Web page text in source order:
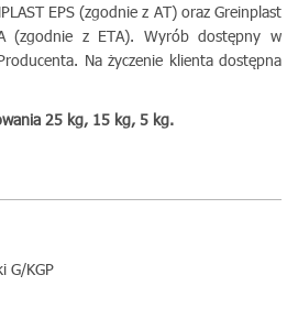
EPS (zgodnie z AT) oraz Greinplast
(zgodnie z ETA). Wyrób dostępny w
Na życzenie klienta dostępna
25 kg, 15 kg, 5 kg.
G/KGP